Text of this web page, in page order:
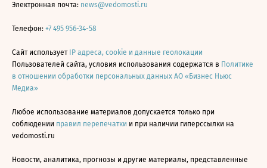
Электронная почта: news@vedomosti.ru
Телефон: +7 495 956-34-58
Сайт использует IP адреса, cookie и данные геолокации
Пользователей сайта, условия использования содержатся в Политике
в отношении обработки персональных данных АО «Бизнес Ньюс
Медиа»
Любое использование материалов допускается только при
соблюдении правил перепечатки и при наличии гиперссылки на
vedomosti.ru
Новости, аналитика, прогнозы и другие материалы, представленные